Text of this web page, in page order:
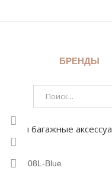
БРЕНДЫ
багажные